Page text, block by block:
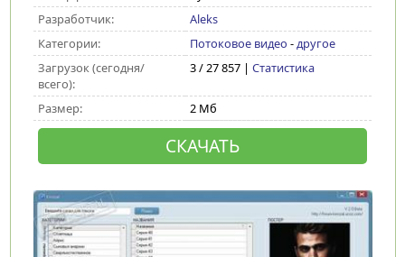
Разработчик:
Aleks
Категории:
Потоковое видео -другое
Загрузок (сегодня/
всего):
3 / 27 857 | Статистика
Размер: 2 Мб
СКАЧАТЬ